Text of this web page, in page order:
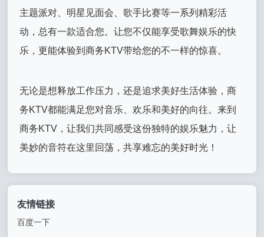
主题派对、明星见面会、歌手比赛等一系列精彩活
动，总有一款适合您。让您不仅能享受歌舞娱乐的快
乐，更能体验到商务KTV带给您的不一样的惊喜。
无论是想释放工作压力，还是追求美好生活体验，商
务KTV都能满足您对音乐、欢乐和美好的向往。来到
商务KTV，让我们共同感受这份独特的娱乐魅力，让
美妙的音符在这里回荡，共享难忘的美好时光！
友情链接
百度一下